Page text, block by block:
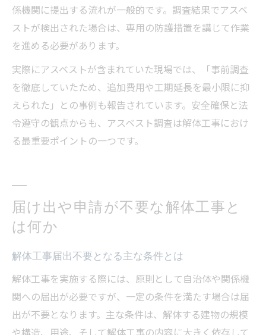
係機関に提出する流れが一般的です。調査結果でアスベ
ストが検出された場合は、専用の防護措置を講じて作業
を進める必要があります。
実際にアスベストが含まれていた現場では、「事前調査
を徹底していたため、追加費用や工期延長を最小限に抑
えられた」との事例も報告されています。安全確保と法
令遵守の観点からも、アスベスト調査は解体工事におけ
る最重要ポイントの一つです。
届け出や申請が不要な解体工事と
は何か
解体工事届出不要となる主な条件とは
解体工事を実施する際には、原則として自治体や関係機
関への届出が必要ですが、一定の条件を満たす場合は届
出が不要となります。主な条件は、解体する建物の規模